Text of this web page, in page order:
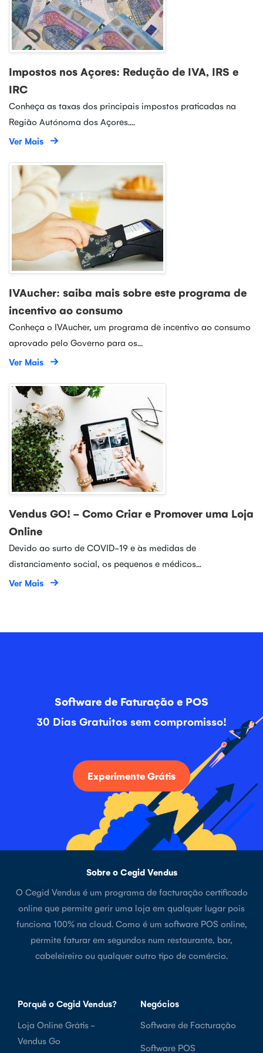
Impostos nos Açores: Redução de IVA, IRS e
IRC
Conheça as taxas dos principais impostos praticadas na
Região Autónoma dos Açores....
Ver Mais
IVAucher: saiba mais sobre este programa de
incentivo ao consumo
Conheça o IVAucher, um programa de incentivo ao consumo
aprovado pelo Governo para os...
Ver Mais
Vendus GO! - Como Criar e Promover uma Loja
Online
Devido ao surto de COVID-19 e às medidas de
distanciamento social, os pequenos e médicos...
Ver Mais
Software de Faturação e POS
30 Dias Gratuitos sem compromisso!
Experimente Grátis
Sobre o Cegid Vendus
O Cegid Vendus é um programa de facturação certificado
online que permite gerir uma loja em qualquer lugar pois
funciona 100% na cloud. Como é um software POS online,
permite faturar em segundos num restaurante, bar,
cabeleireiro ou qualquer outro tipo de comércio.
Porquê o Cegid Vendus?
Loja Online Grátis -
Vendus Go
Negócios
Software de Facturação
Software POS